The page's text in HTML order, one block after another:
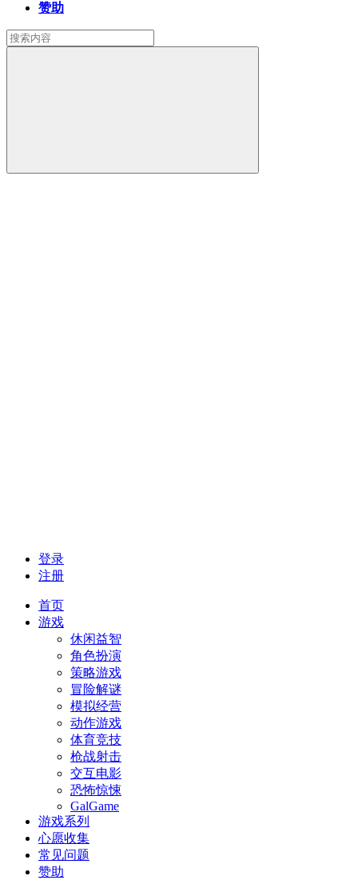
赞助
登录
注册
首页
游戏
休闲益智
角色扮演
策略游戏
冒险解谜
模拟经营
动作游戏
体育竞技
枪战射击
交互电影
恐怖惊悚
GalGame
游戏系列
心愿收集
常见问题
赞助